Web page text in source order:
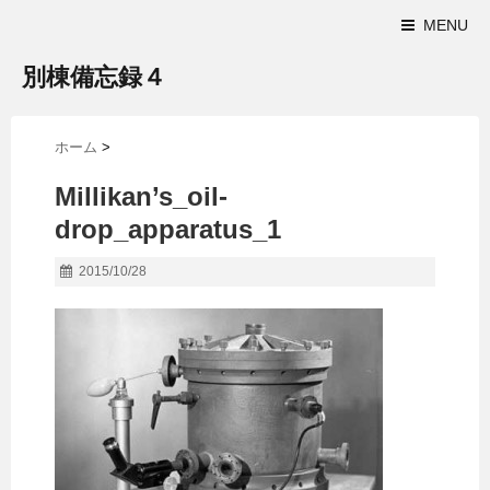
MENU
別棟備忘録４
ホーム >
Millikan’s_oil-
drop_apparatus_1
2015/10/28